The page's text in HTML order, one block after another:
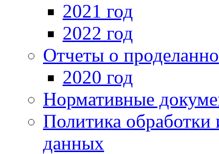
2021 год
2022 год
Отчеты о
2020 год
Нормативные
Политика
данных